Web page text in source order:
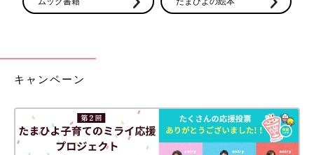
ト数の場合、加熱時間はメーカーにお問い合わせください。電子
●電子レンジで液体を加熱するとき、沸点に達していても沸騰し
刺激で急激に沸騰を起こし、液体が激しく飛び散ることがありま
い。
●電子レンジを使う際は、広口の耐熱容器に入れて水分を加え、
ふんわりとラップをかけて加熱することを前提としています。
キャンペーン